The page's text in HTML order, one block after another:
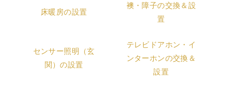
床暖房の設置
襖・障子の交換＆設
置
センサー照明（玄
関）の設置
テレビドアホン・イ
ンターホンの交換＆
設置